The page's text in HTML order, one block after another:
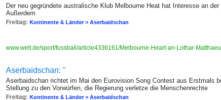
Der neu gegründete australische Klub Melbourne Heat hat Interesse an
Außerdem
Freitag: Kontinente & Länder > Aserbaidschan
www.welt.de/sport/fussball/article4336161/Melbourne-Heart-an-Lothar-
Aserbaidschan: "
Aserbaidschan richtet im Mai den Eurovision Song Contest aus Erstmals
Stellung zu den Vorwürfen, die Regierung verletze die Menschenrechte
Freitag: Kontinente & Länder > Aserbaidschan